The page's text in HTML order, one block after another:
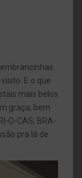
E o que
mais belos
graça, bem
O-CAS, BRA-
pra lá de